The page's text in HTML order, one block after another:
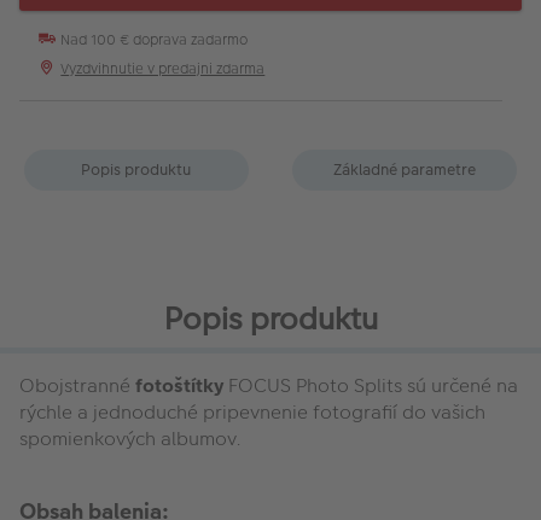
Nad 100 € doprava zadarmo
Vyzdvihnutie v predajni zdarma
Popis produktu Základné parametre
Popis produktu
Obojstranné fotoštítky FOCUS Photo Splits sú určené na
rýchle a jednoduché pripevnenie fotografií do vašich
spomienkových albumov.
Obsah balenia: